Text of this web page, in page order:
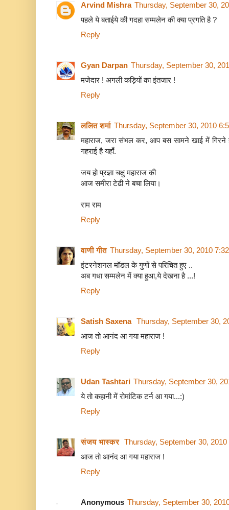
Arvind Mishra Thursday, September 30,
पहले ये बताईये की गदहा सम्मलेन की क्या प्रगति है ?
Reply
Gyan Darpan Thursday, September 30,
मजेदार ! अगली कड़ियों का इंतजार !
Reply
ललित शर्मा Thursday, September 30, 2010
महाराज, जरा संभल कर, आप बस सामने खाई में गिरने
गहराई है यहाँ.
जय हो प्रज्ञा चक्षु महाराज की
आज समीरा टेढी ने बचा लिया।
राम राम
Reply
वाणी गीत Thursday, September 30, 2010
इंटरनेशनल मॉडल के गुणों से परिचित हुए ..
अब गधा सम्मलेन में क्या हुआ,ये देखना है ...!
Reply
Satish Saxena Thursday, September 30,
आज तो आनंद आ गया महाराज !
Reply
Udan Tashtari Thursday, September 30,
ये तो कहानी में रोमांटिक टर्न आ गया...:)
Reply
संजय भास्‍कर Thursday, September 30,
आज तो आनंद आ गया महाराज !
Reply
Anonymous Thursday, September 30,